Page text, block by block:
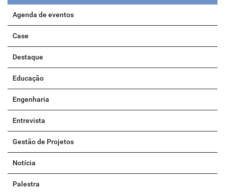
Agenda de eventos
Case
Destaque
Educação
Engenharia
Entrevista
Gestão de Projetos
Notícia
Palestra